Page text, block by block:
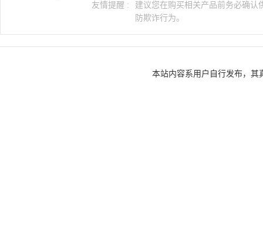
友情提醒 :
建议您在购买相关产品前务必确认
防欺诈行为。
本站内容系用户自行发布，其